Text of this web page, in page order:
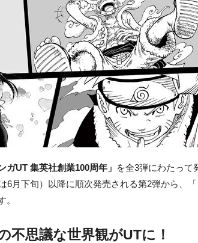
ガUT 集英社創業100周年」 を全3弾にわたって
6月下旬）以降に順次発売される第2弾から、
。
思議な世界観がUTに！